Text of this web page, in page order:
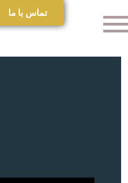
تماس با ما